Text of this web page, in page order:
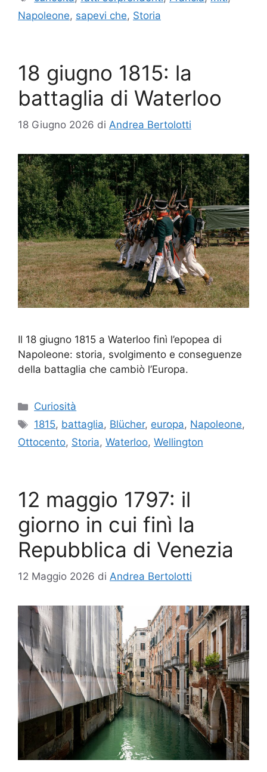
Napoleone, sapevi che, Storia
18 giugno 1815: la
battaglia di Waterloo
18 Giugno 2026 di Andrea Bertolotti
Il 18 giugno 1815 a Waterloo finì l’epopea di
Napoleone: storia, svolgimento e conseguenze
della battaglia che cambiò l’Europa.
Categorie
Curiosità
Tag
1815, battaglia, Blücher, europa, Napoleone,
Ottocento, Storia, Waterloo, Wellington
12 maggio 1797: il
giorno in cui finì la
Repubblica di Venezia
12 Maggio 2026 di Andrea Bertolotti